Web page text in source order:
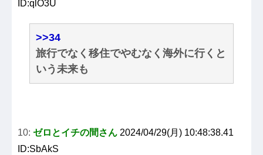
ID:qlO3U
>>34
旅行でなく移住でやむなく海外に行くと
いう未来も
10: ゼロとイチの間さん 2024/04/29(月) 10:48:38.41
ID:SbAkS